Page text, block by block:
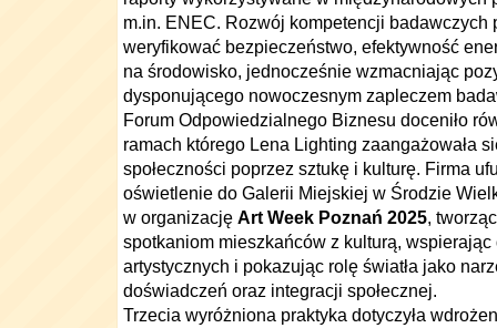
m.in. ENEC. Rozwój kompetencji
weryfikować bezpieczeństwo, efektywność
na środowisko, jednocześnie wzmacniając
dysponującego nowoczesnym zapleczem
Forum Odpowiedzialnego Biznesu doceniło
ramach którego Lena Lighting zaangażowała
społeczności poprzez sztukę i kulturę. Firma
oświetlenie do Galerii Miejskiej w Środzie
w organizację Art Week Poznań 2025,
spotkaniom mieszkańców z kulturą,
artystycznych i pokazując rolę światła jako
doświadczeń oraz integracji społecznej.
Trzecia wyróżniona praktyka dotyczyła